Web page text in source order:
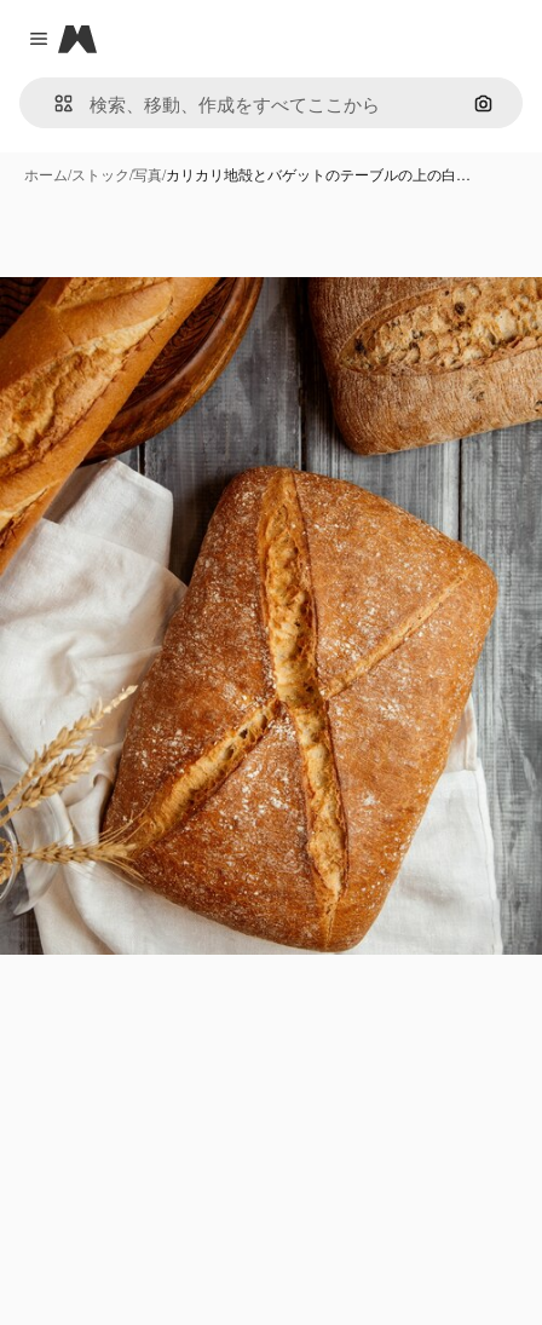
Close menu
Magnific
画像で
ホーム/ストック/写真/カリカリ地殻とバゲットのテーブルの上の白…